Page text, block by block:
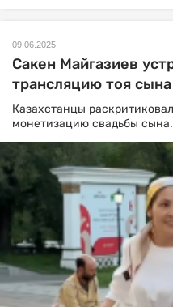
09.06.2025
Сакен Майгазиев
трансляцию тоя сына
Казахстанцы
монетизацию свадьбы сына.